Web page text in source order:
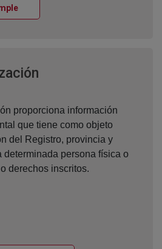
Ventana nueva
proporciona información
que tiene como objeto
del Registro, provincia y
determinada persona física o
derechos inscritos.